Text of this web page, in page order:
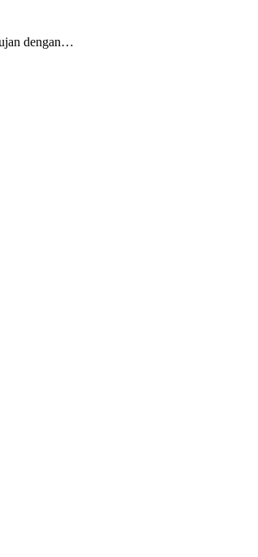
dengan…